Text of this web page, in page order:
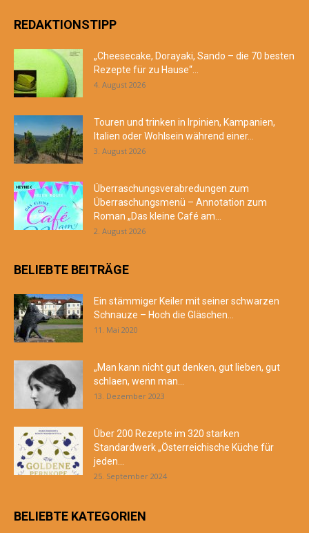
REDAKTIONSTIPP
„Cheesecake, Dorayaki, Sando – die 70 besten
Rezepte für zu Hause“...
4. August 2026
Touren und trinken in Irpinien, Kampanien,
Italien oder Wohlsein während einer...
3. August 2026
Überraschungsverabredungen zum
Überraschungsmenü – Annotation zum
Roman „Das kleine Café am...
2. August 2026
BELIEBTE BEITRÄGE
Ein stämmiger Keiler mit seiner schwarzen
Schnauze – Hoch die Gläschen...
11. Mai 2020
„Man kann nicht gut denken, gut lieben, gut
schlaen, wenn man...
13. Dezember 2023
Über 200 Rezepte im 320 starken
Standardwerk „Österreichische Küche für
jeden...
25. September 2024
BELIEBTE KATEGORIEN